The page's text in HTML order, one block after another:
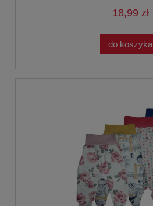
18,99 zł
do koszyka